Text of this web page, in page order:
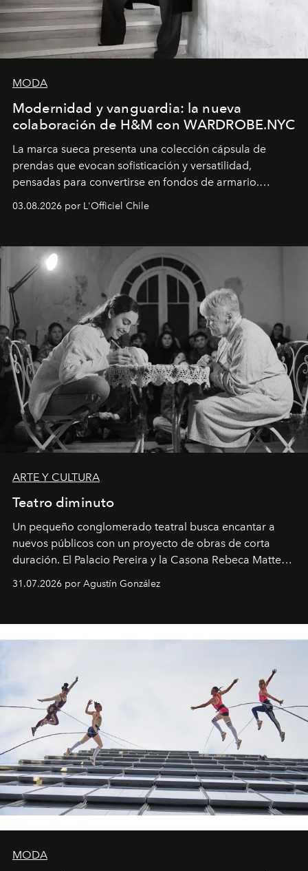
MODA
Modernidad y vanguardia: la nueva
colaboración de H&M con WARDROBE.NYC
La marca sueca presenta una colección cápsula de
prendas que evocan sofisticación y versatilidad,
pensadas para convertirse en fondos de armario.
Disponible en Chile desde el 6 de agosto.
03.08.2026 por L'Officiel Chile
ARTE Y CULTURA
Teatro diminuto
Un pequeño conglomerado teatral busca encantar a
nuevos públicos con un proyecto de obras de corta
duración. El Palacio Pereira y la Casona Rebeca Matte
son algunos de los lugares que han albergado estas
miniobras. Sus puestas en escena son limpias; ponen el
31.07.2026 por Agustín González
MODA